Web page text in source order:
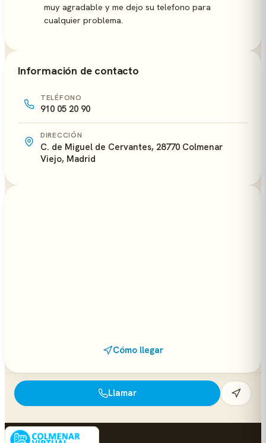
muy agradable y me dejo su telefono para
cualquier problema.
Información de contacto
TELÉFONO
910 05 20 90
DIRECCIÓN
C. de Miguel de Cervantes, 28770 Colmenar
Viejo, Madrid
Cómo llegar
Llamar